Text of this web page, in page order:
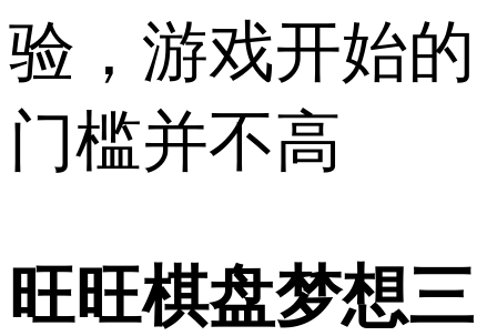
验，游戏开始的
门槛并不高
旺旺棋盘梦想三